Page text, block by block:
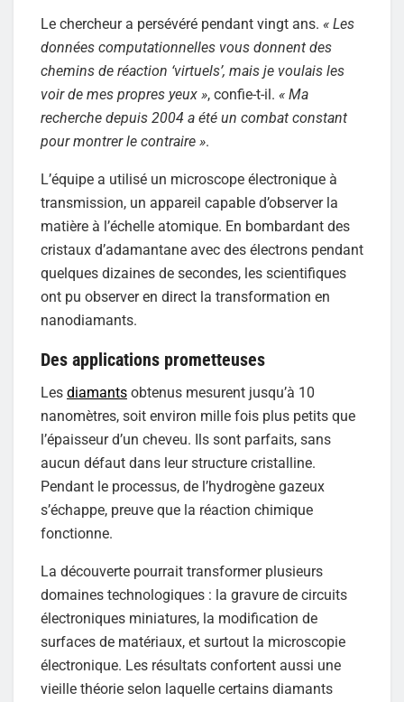
Le chercheur a persévéré pendant vingt ans. « Les
données computationnelles vous donnent des
chemins de réaction ‘virtuels’, mais je voulais les
voir de mes propres yeux », confie-t-il. « Ma
recherche depuis 2004 a été un combat constant
pour montrer le contraire ».
L’équipe a utilisé un microscope électronique à
transmission, un appareil capable d’observer la
matière à l’échelle atomique. En bombardant des
cristaux d’adamantane avec des électrons pendant
quelques dizaines de secondes, les scientifiques
ont pu observer en direct la transformation en
nanodiamants.
Des applications prometteuses
Les diamants obtenus mesurent jusqu’à 10
nanomètres, soit environ mille fois plus petits que
l’épaisseur d’un cheveu. Ils sont parfaits, sans
aucun défaut dans leur structure cristalline.
Pendant le processus, de l’hydrogène gazeux
s’échappe, preuve que la réaction chimique
fonctionne.
La découverte pourrait transformer plusieurs
domaines technologiques : la gravure de circuits
électroniques miniatures, la modification de
surfaces de matériaux, et surtout la microscopie
électronique. Les résultats confortent aussi une
vieille théorie selon laquelle certains diamants